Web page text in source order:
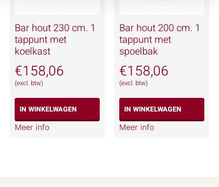
Bar hout 230 cm. 1
tappunt met
koelkast
€158,06
(excl. btw)
IN WINKELWAGEN
Meer info
Bar hout 200 cm. 1
tappunt met
spoelbak
€158,06
(excl. btw)
IN WINKELWAGEN
Meer info